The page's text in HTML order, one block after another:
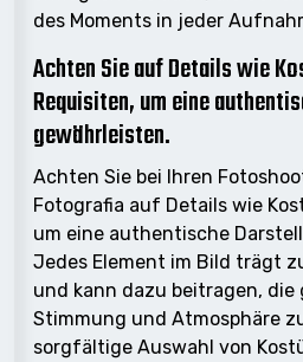
des Moments in jeder
Achten Sie auf Details wie
Requisiten, um eine
gewährleisten.
Achten Sie bei Ihren
Fotografia auf Details wie
um eine authentische
Jedes Element im Bild trägt
und kann dazu beitragen,
Stimmung und Atmosphäre
sorgfältige Auswahl von